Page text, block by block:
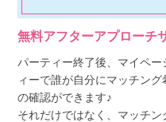
無料アフターアプローチ
パーティー終了後、マイペ
ィーで誰が自分にマッチン
の確認ができます♪
それだけではなく、マッチ